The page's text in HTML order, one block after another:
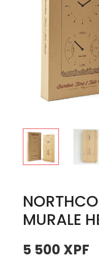
MURALE
5 500 XPF